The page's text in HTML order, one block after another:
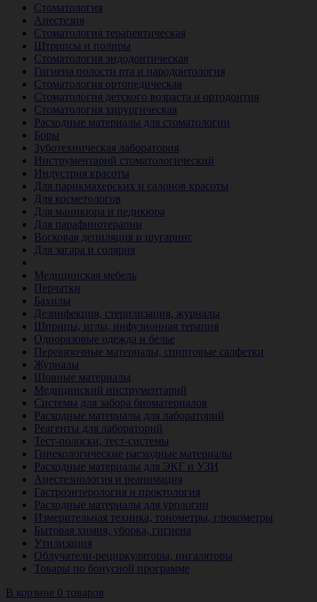
Стоматология
Анестезия
Стоматология терапевтическая
Штрипсы и полиры
Стоматология эндодонтическая
Гигиена полости рта и пародонтология
Стоматология ортопедическая
Стоматология детского возраста и ортодонтия
Стоматология хирургическая
Расходные материалы для стоматологии
Боры
Зуботехническая лаборатория
Инструментарий стоматологический
Индустрия красоты
Для парикмахерских и салонов красоты
Для косметологов
Для маникюра и педикюра
Для парафинотерапии
Восковая депиляция и шугаринг
Для загара и солярия
Медицинская мебель
Перчатки
Бахилы
Дезинфекция, стерилизация, журналы
Шприцы, иглы, инфузионная терапия
Одноразовые одежда и белье
Перевязочные материалы, спиртовые салфетки
Журналы
Шовные материалы
Медицинский инструментарий
Системы для забора биоматериалов
Расходные материалы для лабораторий
Реагенты для лабораторий
Тест-полоски, тест-системы
Гинекологические расходные материалы
Расходные материалы для ЭКГ и УЗИ
Анестезиология и реанимация
Гастроэнтерология и проктология
Расходные материалы для урологии
Измерительная техника, тонометры, глюкометры
Бытовая химия, уборка, гигиена
Утилизация
Облучатели-рециркуляторы, ингаляторы
Товары по бонусной программе
В корзине 0 товаров